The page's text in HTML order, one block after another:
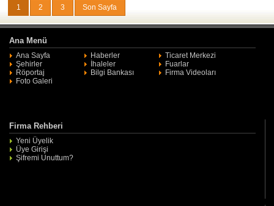
1 2 3 Son Sayfa
Ana Menü
Ana Sayfa Haberler
Ticaret Merkezi
Şehirler
İhaleler
Fuarlar
Röportaj
Bilgi Bankası
Firma Videoları
Foto Galeri
Firma Rehberi
Yeni Üyelik
Üye Girişi
Şifremi Unuttum?